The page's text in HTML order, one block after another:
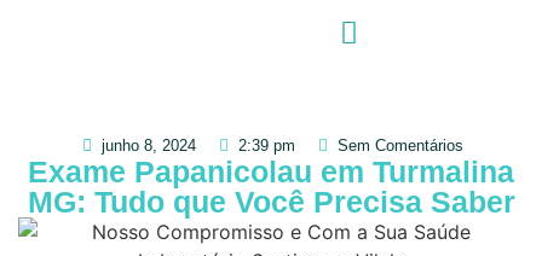
junho 8, 2024 2:39 pm Sem Comentários
Exame Papanicolau em Turmalina
MG: Tudo que Você Precisa Saber